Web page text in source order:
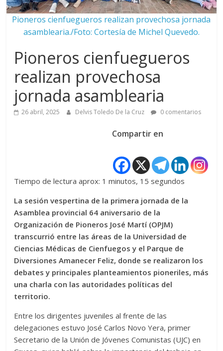
Pioneros cienfuegueros realizan provechosa jornada
asamblearia./Foto: Cortesía de Michel Quevedo.
Pioneros cienfuegueros
realizan provechosa
jornada asamblearia
26 abril, 2025 Delvis Toledo De la Cruz 0 comentarios
Compartir en
Tiempo de lectura aprox: 1 minutos, 15 segundos
La sesión vespertina de la primera jornada de la
Asamblea provincial 64 aniversario de la
Organización de Pioneros José Martí (OPJM)
transcurrió entre las áreas de la Universidad de
Ciencias Médicas de Cienfuegos y el Parque de
Diversiones Amanecer Feliz, donde se realizaron los
debates y principales planteamientos pioneriles, más
una charla con las autoridades políticas del
territorio.
Entre los dirigentes juveniles al frente de las
delegaciones estuvo José Carlos Novo Yera, primer
Secretario de la Unión de Jóvenes Comunistas (UJC) en